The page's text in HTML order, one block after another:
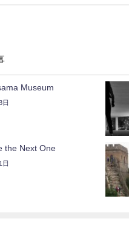
Museum
日
the Next One
日